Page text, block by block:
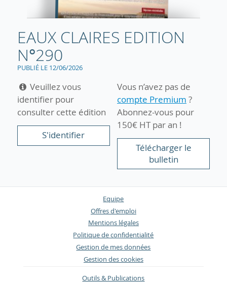
EAUX CLAIRES EDITION
N°290
PUBLIÉ LE 12/06/2026
Veuillez vous
identifier pour
consulter cette édition
S'identifier
Vous n’avez pas de
compte Premium ?
Abonnez-vous pour
150€ HT par an !
Télécharger le
bulletin
Equipe
Offres d'emploi
Mentions légales
Politique de confidentialité
Gestion de mes données
Gestion des cookies
Outils & Publications